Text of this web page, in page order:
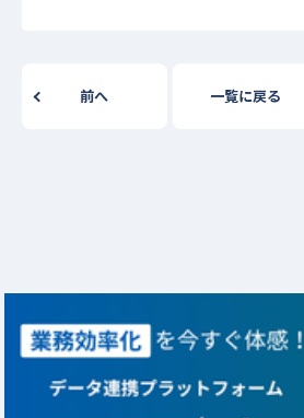
前へ 一覧に戻る